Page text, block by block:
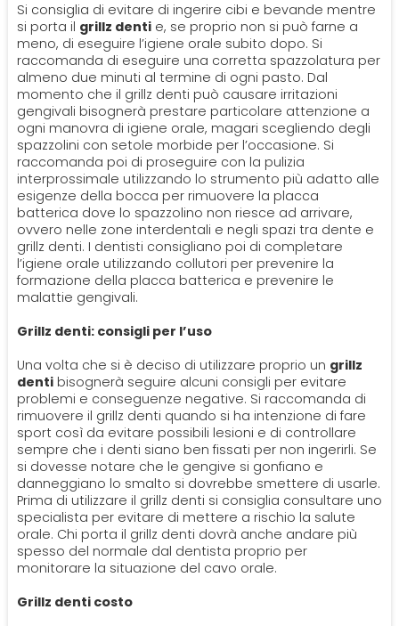
Si consiglia di evitare di ingerire cibi e bevande mentre
si porta il grillz dentie, se proprio non si può farne a
meno, di eseguire l’igiene orale subito dopo. Si
raccomanda di eseguire una corretta spazzolatura per
almeno due minuti al termine di ogni pasto. Dal
momento che il grillz denti può causare irritazioni
gengivali bisognerà prestare particolare attenzione a
ogni manovra di igiene orale, magari scegliendo degli
spazzolini con setole morbide per l’occasione. Si
raccomanda poi di proseguire con la pulizia
interprossimale utilizzando lo strumento più adatto alle
esigenze della bocca per rimuovere la placca
batterica dove lo spazzolino non riesce ad arrivare,
ovvero nelle zone interdentali e negli spazi tra dente e
grillz denti. I dentisti consigliano poi di completare
l’igiene orale utilizzando collutori per prevenire la
formazione della placca batterica e prevenire le
malattie gengivali.
Grillz denti: consigli per l’uso
Una volta che si è deciso di utilizzare proprio un grillz
dentibisognerà seguire alcuni consigli per evitare
problemi e conseguenze negative. Si raccomanda di
rimuovere il grillz denti quando si ha intenzione di fare
sport così da evitare possibili lesioni e di controllare
sempre che i denti siano ben fissati per non ingerirli. Se
si dovesse notare che le gengive si gonfiano e
danneggiano lo smalto si dovrebbe smettere di usarle.
Prima di utilizzare il grillz denti si consiglia consultare uno
specialista per evitare di mettere a rischio la salute
orale. Chi porta il grillz denti dovrà anche andare più
spesso del normale dal dentista proprio per
monitorare la situazione del cavo orale.
Grillz denti costo